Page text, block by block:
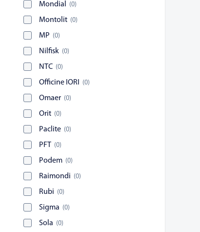
Mondial (0)
Montolit (0)
MP (0)
Nilfisk (0)
NTC (0)
Officine IORI (0)
Omaer (0)
Orit (0)
Paclite (0)
PFT (0)
Podem (0)
Raimondi (0)
Rubi (0)
Sigma (0)
Sola (0)